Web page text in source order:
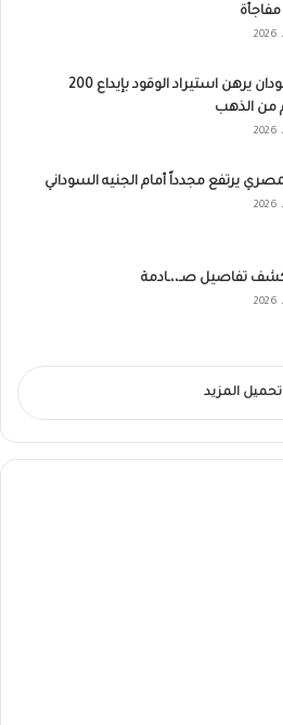
مفاجأة
بنك السودان يرهن استيراد الوقود بإيداع 200
من الذهب
يرتفع مجدداً أمام الجنيه السوداني
تفاصيل صـ،،ـادمة
تحميل المزيد